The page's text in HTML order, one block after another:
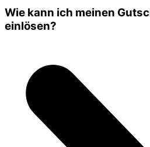
Wie kann ich meinen
einlösen?